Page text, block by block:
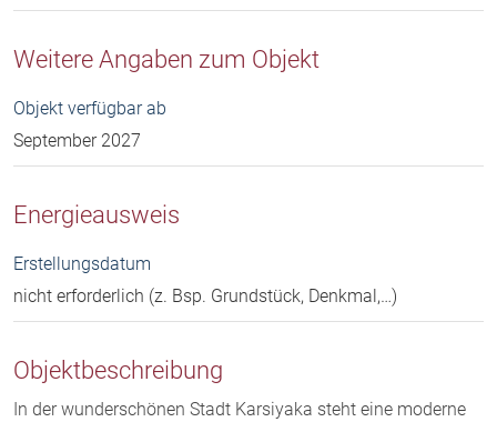
Weitere Angaben zum Objekt
Objekt verfügbar ab
September 2027
Energieausweis
Erstellungsdatum
nicht erforderlich (z. Bsp. Grundstück, Denkmal,…)
Objektbeschreibung
In der wunderschönen Stadt Karsiyaka steht eine moderne